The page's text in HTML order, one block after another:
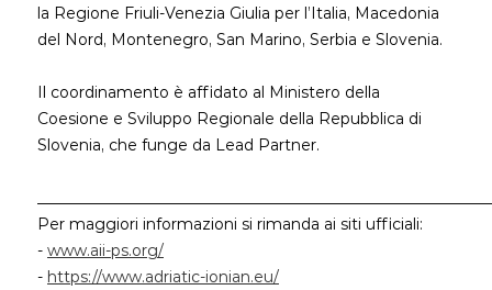
la Regione Friuli-Venezia Giulia per l’Italia, Macedonia
del Nord, Montenegro, San Marino, Serbia e Slovenia.
Il coordinamento è affidato al Ministero della
Coesione e Sviluppo Regionale della Repubblica di
Slovenia, che funge da Lead Partner.
Per maggiori informazioni si rimanda ai siti ufficiali:
- www.aii-ps.org/
- https://www.adriatic-ionian.eu/